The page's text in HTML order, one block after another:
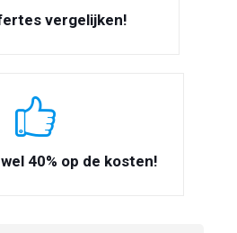
vergelijken!
40% op de kosten!